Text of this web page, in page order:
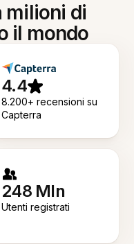
milioni di
il mondo
4.4
8.200+ recensioni su
Capterra
248 Mln
Utenti registrati